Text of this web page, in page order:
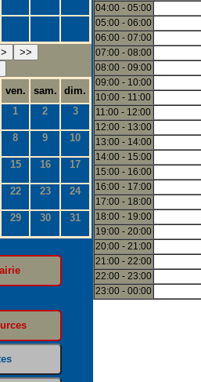
>
>>
ven. sam.
dim.
1 2 3
8 9 10
15 16 17
22 23 24
29 30 31
04:00 - 05:00
05:00 - 06:00
06:00 - 07:00
07:00 - 08:00
08:00 - 09:00
09:00 - 10:00
10:00 - 11:00
11:00 - 12:00
12:00 - 13:00
13:00 - 14:00
14:00 - 15:00
15:00 - 16:00
16:00 - 17:00
17:00 - 18:00
18:00 - 19:00
19:00 - 20:00
20:00 - 21:00
21:00 - 22:00
22:00 - 23:00
23:00 - 00:00